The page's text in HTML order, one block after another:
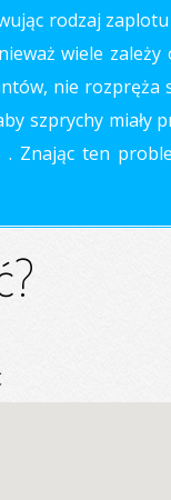
rodzaj
wiele
nie
szprychy miały
ten